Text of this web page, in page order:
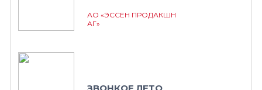
АО «ЭССЕН ПРОДАКШН
АГ»